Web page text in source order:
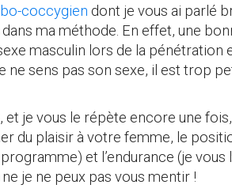
coccygien dont je vous ai parlé
ma méthode. En effet, une
masculin lors de la
ne sens pas son sexe, il est trop
et je vous le répète encore une
du plaisir à votre femme, le
et l’endurance (je
je ne peux pas vous mentir !